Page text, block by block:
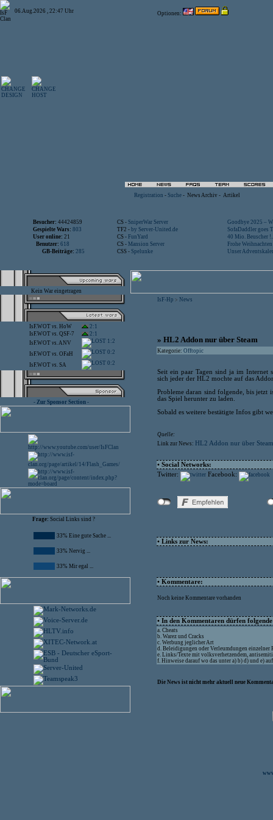
06.Aug.2026 , 22:47 Uhr Optionen:
Registration - Suche - News Archiv - Artikel
Besucher: 44424859 CS - SniperWar Server
Goodbye 2025 –
Gespielte Wars: 803 TF2 - by Server-United.de
SofaDaddler goes
User online: 21 CS - FunYard
40 Mio. Beuscher
Benutzer: 618 CS - Mansion Server
Frohe
GB-Beiträge: 285 CSS - Spelunke Unser
Kein War eingetragen
IsF.WOT vs. HoW
2:1
IsF.WOT vs. QSF-7
2:1
IsF.WOT vs.ANV 1:2
IsF.WOT vs. OFaH 0:2
IsF.WOT vs. SA 0:2
- Zur Sponsor Section -
Frage: Social Links sind ?
33% Eine gute Sache ...
33% Nervig ...
33% Mir egal ...
IsF-Hp > News
» HL2 Addon nur über Steam
Kategorie: Offtopic
Seit ein paar Tagen sind ja im Internet
sich jeder der HL2 mochte auf das
Probleme daran sind folgende, bis
das Spiel herunter zu laden.
Sobald es weitere bestätigte Infos gibt
Quelle:
Link zur News: HL2 Addon nur über Steam
• Social Networks:
Twitter:
Facebook:
• Links zur News:
• Kommentare:
Noch keine Kommentare vorhanden
• In den Kommentaren dürfen
a. Cheats
b. Warez und Cracks
c. Werbung jeglicher Art
d. Beleidigungen oder Verleumdungen einzelner
e. Links/Texte mit volksverhetzendem,
f. Hinweise darauf wo das unter a) b) d) und e)
Die News ist nicht mehr aktuell neue